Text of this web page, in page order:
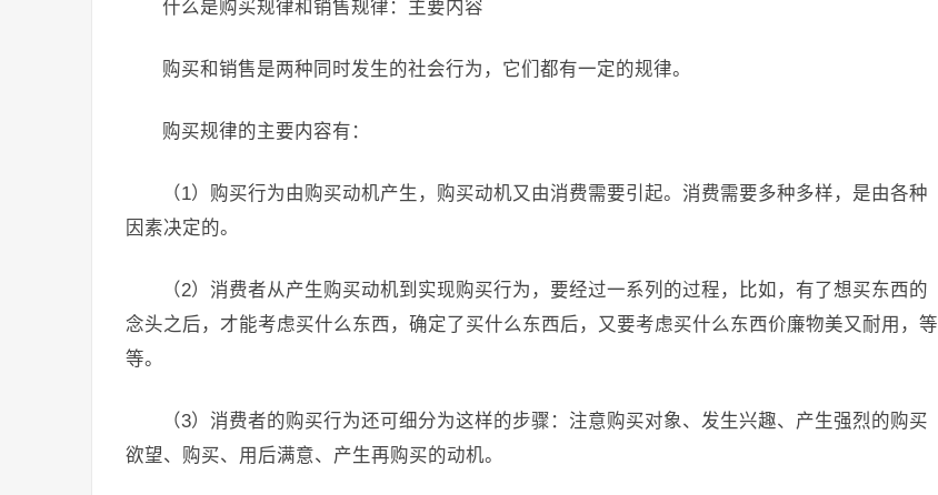
什么是购买规律和销售规律：主要内容
购买和销售是两种同时发生的社会行为，它们都有一定的规律。
购买规律的主要内容有：
（1）购买行为由购买动机产生，购买动机又由消费需要引起。消费需要多种多样，是由各种
因素决定的。
（2）消费者从产生购买动机到实现购买行为，要经过一系列的过程，比如，有了想买东西的
念头之后，才能考虑买什么东西，确定了买什么东西后，又要考虑买什么东西价廉物美又耐用，等
等。
（3）消费者的购买行为还可细分为这样的步骤：注意购买对象、发生兴趣、产生强烈的购买
欲望、购买、用后满意、产生再购买的动机。